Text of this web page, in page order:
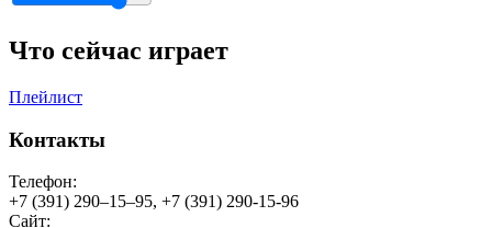
Что сейчас играет
Плейлист
Контакты
Телефон:
+7 (391) 290–15–95, +7 (391) 290-15-96
Сайт: